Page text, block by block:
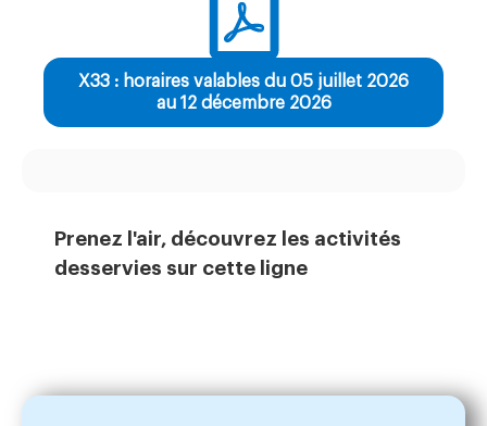
X33 : horaires valables du 05 juillet 2026
au 12 décembre 2026
Prenez l'air, découvrez les activités
desservies sur cette ligne